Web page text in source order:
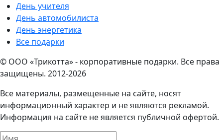
День учителя
День автомобилиста
День энергетика
Все подарки
© ООО «Трикотта» - корпоративные подарки. Все права
защищены. 2012-2026
Все материалы, размещенные на сайте, носят
информационный характер и не являются рекламой.
Информация на сайте не является публичной офертой.